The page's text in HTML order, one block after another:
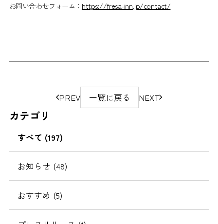
お問い合わせフォーム： https://fresa-inn.jp/contact/
ジ
動
PREV 一覧に戻る NEXT
カテゴリ
すべて (197)
お知らせ (48)
おすすめ (5)